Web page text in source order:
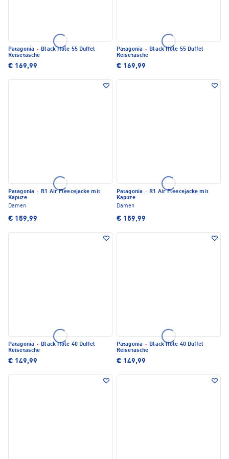
Patagonia · Black Hole 55 Duffel
Reisetasche
€ 169,99
Patagonia · Black Hole 55 Duffel
Reisetasche
€ 169,99
Patagonia · R1 Air Fleecejacke mit
Kapuze
Damen
€ 159,99
Patagonia · R1 Air Fleecejacke mit
Kapuze
Damen
€ 159,99
Patagonia · Black Hole 40 Duffel
Reisetasche
€ 149,99
Patagonia · Black Hole 40 Duffel
Reisetasche
€ 149,99